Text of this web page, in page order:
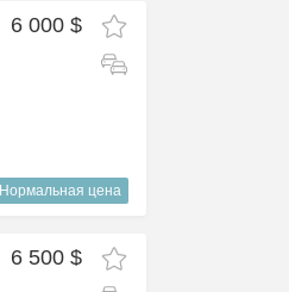
6 000 $
Нормальная цена
6 500 $